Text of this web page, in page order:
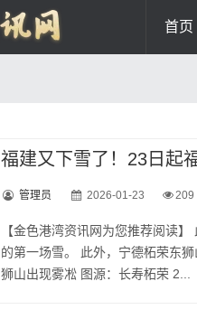
首页
福建又下雪了！23日起
管理员 2026-01-23 209
【金色港湾资讯网为您推荐阅读
的第一场雪。 此外，宁德柘荣东
狮山出现雾凇 图源：长寿柘荣 2...